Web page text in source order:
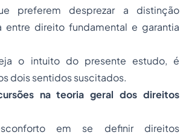
preferem desprezar a distinção
entre direito fundamental e garantia
o intuito do presente estudo, é
dois sentidos suscitados.
na teoria geral dos direitos
em se definir direitos